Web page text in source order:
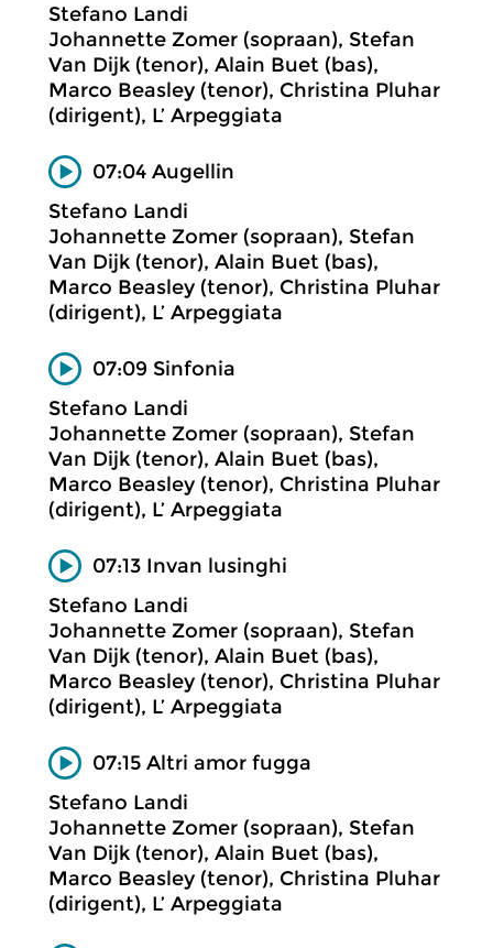
Stefano Landi
Johannette Zomer (sopraan), Stefan
Van Dijk (tenor), Alain Buet (bas),
Marco Beasley (tenor), Christina Pluhar
(dirigent), L’ Arpeggiata
07:04 Augellin
Stefano Landi
Johannette Zomer (sopraan), Stefan
Van Dijk (tenor), Alain Buet (bas),
Marco Beasley (tenor), Christina Pluhar
(dirigent), L’ Arpeggiata
07:09 Sinfonia
Stefano Landi
Johannette Zomer (sopraan), Stefan
Van Dijk (tenor), Alain Buet (bas),
Marco Beasley (tenor), Christina Pluhar
(dirigent), L’ Arpeggiata
07:13 Invan lusinghi
Stefano Landi
Johannette Zomer (sopraan), Stefan
Van Dijk (tenor), Alain Buet (bas),
Marco Beasley (tenor), Christina Pluhar
(dirigent), L’ Arpeggiata
07:15 Altri amor fugga
Stefano Landi
Johannette Zomer (sopraan), Stefan
Van Dijk (tenor), Alain Buet (bas),
Marco Beasley (tenor), Christina Pluhar
(dirigent), L’ Arpeggiata